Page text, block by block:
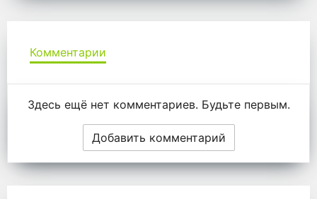
Комментарии
Комментарии
Здесь ещё нет комментариев. Будьте первым.
Добавить комментарий